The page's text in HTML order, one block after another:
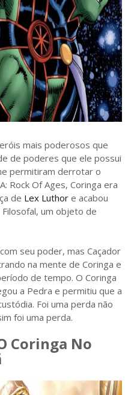
mais poderosos que
de poderes que ele possui
permitiram derrotar o
Rock Of Ages, Coringa era
de Lex Luthor e acabou
um objeto de
seu poder, mas Caçador
na mente de Coringa e
de tempo. O Coringa
a Pedra e permitiu que a
Foi uma perda não
foi uma perda.
Coringa No